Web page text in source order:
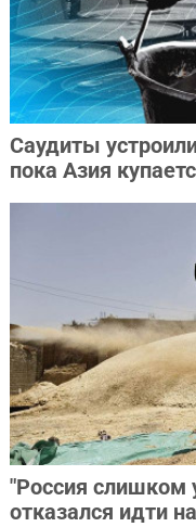
Саудиты
пока Азия
"Россия слишком
отказался идти